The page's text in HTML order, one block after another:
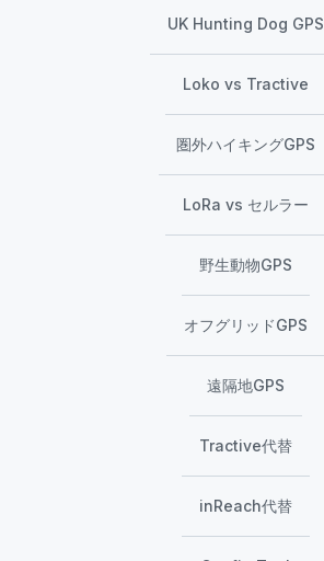
UK Hunting Dog GPS
Loko vs Tractive
圏外ハイキングGPS
LoRa vs セルラー
野生動物GPS
オフグリッドGPS
遠隔地GPS
Tractive代替
inReach代替